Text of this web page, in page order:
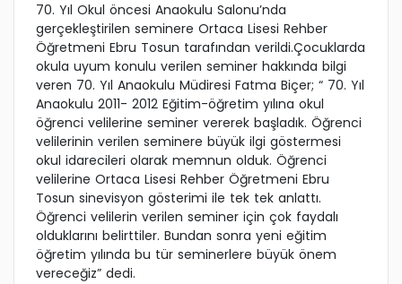
70. Yıl Okul öncesi Anaokulu Salonu’nda
gerçekleştirilen seminere Ortaca Lisesi Rehber
Öğretmeni Ebru Tosun tarafından verildi.Çocuklarda
okula uyum konulu verilen seminer hakkında bilgi
veren 70. Yıl Anaokulu Müdiresi Fatma Biçer; “ 70. Yıl
Anaokulu 2011- 2012 Eğitim-öğretim yılına okul
öğrenci velilerine seminer vererek başladık. Öğrenci
velilerinin verilen seminere büyük ilgi göstermesi
okul idarecileri olarak memnun olduk. Öğrenci
velilerine Ortaca Lisesi Rehber Öğretmeni Ebru
Tosun sinevisyon gösterimi ile tek tek anlattı.
Öğrenci velilerin verilen seminer için çok faydalı
olduklarını belirttiler. Bundan sonra yeni eğitim
öğretim yılında bu tür seminerlere büyük önem
vereceğiz” dedi.